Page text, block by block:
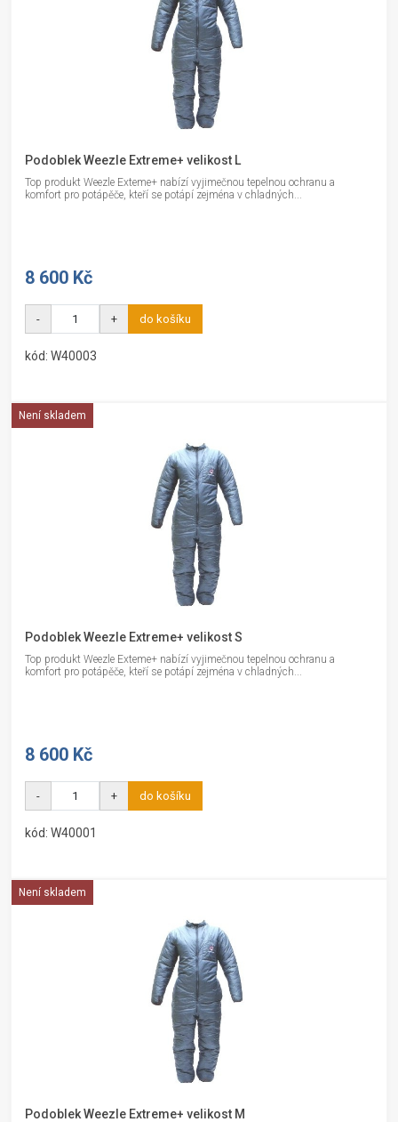
Podoblek Weezle Extreme+ velikost L
Top produkt Weezle Exteme+ nabízí vyjimečnou tepelnou ochranu a
komfort pro potápěče, kteří se potápí zejména v chladných...
8 600 Kč
- + do košíku
kód: W40003
Není skladem
Podoblek Weezle Extreme+ velikost S
Top produkt Weezle Exteme+ nabízí vyjimečnou tepelnou ochranu a
komfort pro potápěče, kteří se potápí zejména v chladných...
8 600 Kč
- + do košíku
kód: W40001
Není skladem
Podoblek Weezle Extreme+ velikost M